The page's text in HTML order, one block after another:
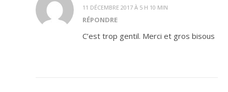
11 DÉCEMBRE 2017 À 5 H 10 MIN
RÉPONDRE
C’est trop gentil. Merci et gros bisous